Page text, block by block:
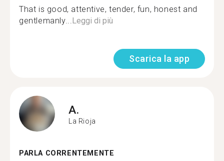
That is good, attentive, tender, fun, honest and
gentlemanly... Leggi di più
Scarica la app
A.
La Rioja
PARLA CORRENTEMENTE